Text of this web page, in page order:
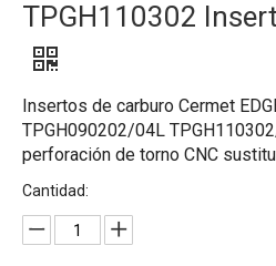
TPGH110302
Insertos de carburo Cermet
TPGH090202/04L
perforación de torno CNC
Cantidad: